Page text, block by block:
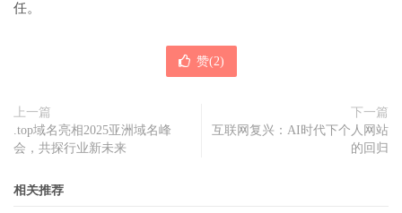
任。
赞(2)
上一篇
.top域名亮相2025亚洲域名峰
会，共探行业新未来
下一篇
互联网复兴：AI时代下个人网站
的回归
相关推荐